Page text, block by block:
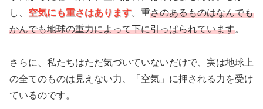
し、 空気にも重さはあります。重さのあるものはなんでも
かんでも地球の重力によって下に引っぱられています。
さらに、私たちはただ気づいていないだけで、実は地球上
の全てのものは見えない力、「空気」に押される力を受け
ているのです。